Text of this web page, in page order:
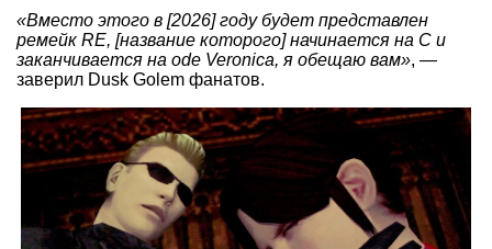
«Вместо этого в [2026] году будет представлен
ремейк RE, [название которого] начинается на C и
заканчивается на ode Veronica, я обещаю вам», —
заверил Dusk Golem фанатов.